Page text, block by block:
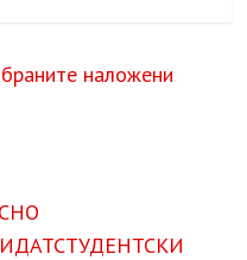
наложени